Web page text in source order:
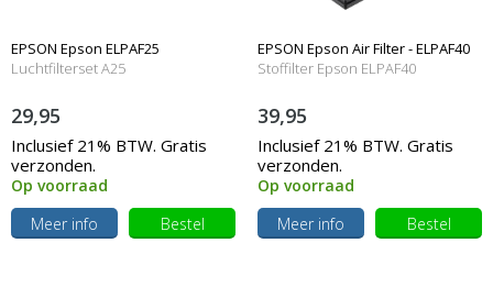
EPSON Epson ELPAF25
Luchtfilterset A25
29,95
Inclusief 21% BTW. Gratis
verzonden.
Op voorraad
Meer info
Bestel
EPSON Epson Air Filter - ELPAF40
Stoffilter Epson ELPAF40
39,95
Inclusief 21% BTW. Gratis
verzonden.
Op voorraad
Meer info
Bestel